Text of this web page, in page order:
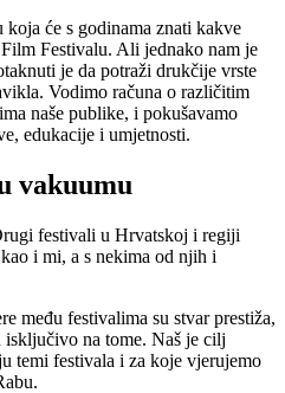
će s godinama znati kakve
Festivalu. Ali jednako nam je
je da potraži drukčije vrste
Vodimo računa o različitim
naše publike, i pokušavamo
edukacije i umjetnosti.
vakuumu
festivali u Hrvatskoj i regiji
i mi, a s nekima od njih i
među festivalima su stvar prestiža,
na tome. Naš je cilj
temi festivala i za koje vjerujemo